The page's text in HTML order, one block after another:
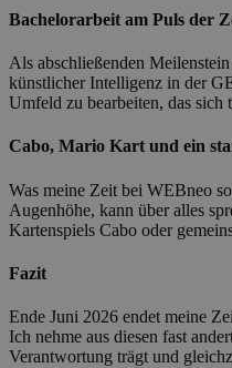
Bachelorarbeit am Puls der
Als abschließenden
künstlicher Intelligenz in der
Umfeld zu bearbeiten, das
Cabo, Mario Kart und ein
Was meine Zeit bei WEBneo
Augenhöhe, kann über alles
Kartenspiels Cabo oder
Fazit
Ende Juni 2026 endet meine
Ich nehme aus diesen fast
Verantwortung trägt und